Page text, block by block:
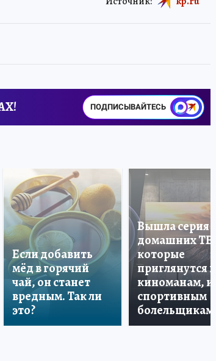
ПОДПИСЫВАЙТЕСЬ
Если добавить
мёд в горячий
чай, он станет
вредным. Так ли
это?
Вышла серия
домашних ТВ,
которые
приглянутся и
киноманам, и
спортивным
болельщикам